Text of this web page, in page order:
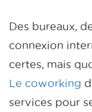
Des bureaux,
connexion
certes, mais
Le coworking
services pour